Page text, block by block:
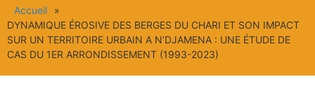
Accueil
»
DYNAMIQUE ÉROSIVE DES BERGES DU CHARI ET SON IMPACT
SUR UN TERRITOIRE URBAIN A N’DJAMENA : UNE ÉTUDE DE
CAS DU 1ER ARRONDISSEMENT (1993-2023)